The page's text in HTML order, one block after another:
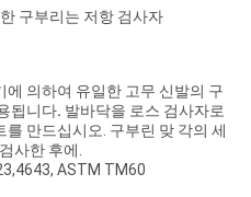
구부리는 저항 검사자
에 의하여 유일한 고무 신발의 구
됩니다. 발바닥을 로스 검사자로
만드십시오. 구부린 맞 각의 세
사한 후에.
ASTM TM60